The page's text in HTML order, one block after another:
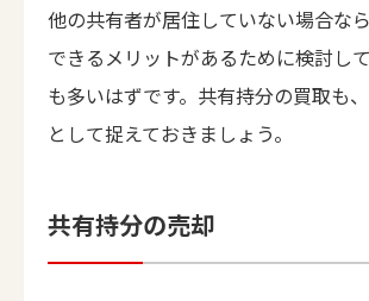
他の共有者が居住していない場合な
できるメリットがあるために検討し
も多いはずです。共有持分の買取も
として捉えておきましょう。
共有持分の売却